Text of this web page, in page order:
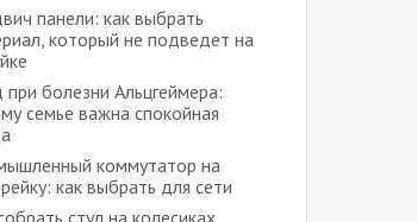
панели: как выбрать
который не подведет на
при болезни Альцгеймера:
семье важна спокойная
коммутатор на
как выбрать для сети
стул на колесиках